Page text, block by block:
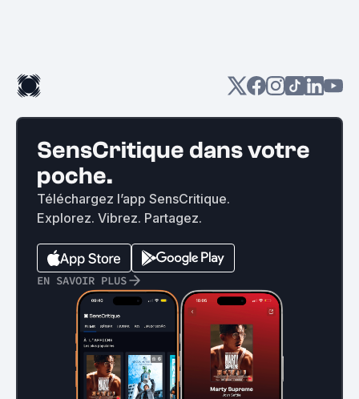
SensCritique dans votre
poche.
Téléchargez l’app SensCritique.
Explorez. Vibrez. Partagez.
EN SAVOIR PLUS